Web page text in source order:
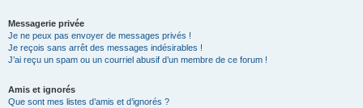
Messagerie privée
Je ne peux pas envoyer de messages privés !
Je reçois sans arrêt des messages indésirables !
J’ai reçu un spam ou un courriel abusif d’un membre de ce forum !
Amis et ignorés
Que sont mes listes d’amis et d’ignorés ?